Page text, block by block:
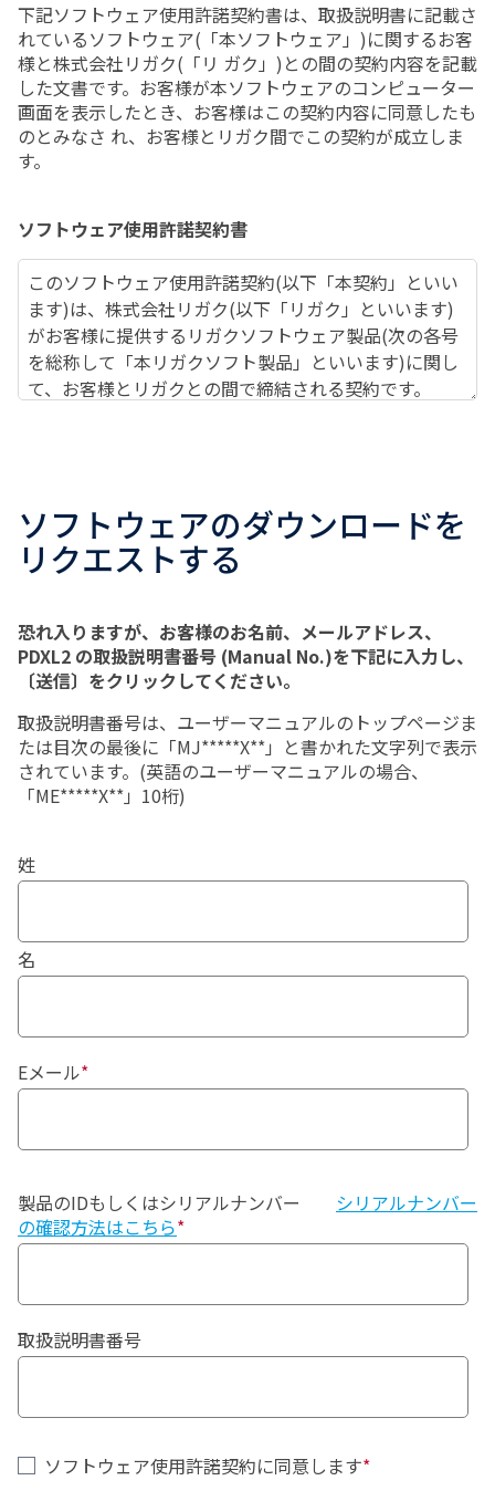
下記ソフトウェア使用許諾契約書は、取扱説明書に記載さ
れているソフトウェア(「本ソフトウェア」)に関するお客
様と株式会社リガク(「リ ガク」)との間の契約内容を記載
した文書です。お客様が本ソフトウェアのコンピューター
画面を表示したとき、お客様はこの契約内容に同意したも
のとみなさ れ、お客様とリガク間でこの契約が成立しま
す。
ソフトウェア使用許諾契約書
このソフトウェア使用許諾契約(以下「本契約」といい
ます)は、株式会社リガク(以下「リガク」といいます)
がお客様に提供するリガクソフトウェア製品(次の各号
を総称して「本リガクソフト製品」といいます)に関し
て、お客様とリガクとの間で締結される契約です。
す) により、又は、お客様がリガクから購入したコ
ンピューターにインストールされた状態で提供され
ます。なお、アップデート版及びアップグレード版
(2)本文書： 本ソフトウェアの取扱説明書及びイン
ストールマニュアルをいいます。お客様には、印刷
物、電子文書又はリガクホームページに掲載の何れ
かの方法により提供されます。
(3)本プログラム：本ソフトウェアがインストール
されたコンピューターで本ソフトウェアを使用でき
るようにするためのライセンスキープログラムをい
ピューターにインストールされて提供される場合の
１．使用権の許諾
めの非独占的使用権を許諾します。
2)本ソフトウェアのアップデート版又はアップグレー
ド版に追加使用許諾条項が添付されている場合、お客
グレード版をその用途・用法に従って使用するための
非独占的使用権を許諾します。なお、本契約と追加使
用許諾条項に異なる定めがある場合、追加使用許諾条
お客様は、本リガクソフト製品のうち、本ソフトウェ
ソフトウェアのダウンロードを
リクエストする
恐れ入りますが、お客様のお名前、メールアドレス、
PDXL2 の取扱説明書番号 (Manual No.)を下記に入力し、
〔送信〕をクリックしてください。
取扱説明書番号は、ユーザーマニュアルのトップページま
たは目次の最後に「MJ*****X**」と書かれた文字列で表示
されています。(英語のユーザーマニュアルの場合、
「ME*****X**」10桁)
姓
名
Eメール*
製品のIDもしくはシリアルナンバー シリアルナンバー
の確認方法はこちら*
取扱説明書番号
ソフトウェア使用許諾契約に同意します*